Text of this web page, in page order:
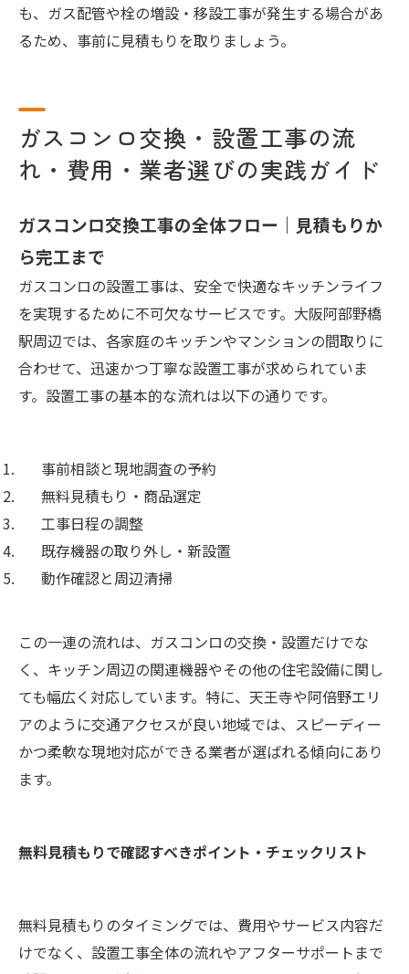
も、ガス配管や栓の増設・移設工事が発生する場合があ
るため、事前に見積もりを取りましょう。
ガスコンロ交換・設置工事の流
れ・費用・業者選びの実践ガイド
ガスコンロ交換工事の全体フロー｜見積もりか
ら完工まで
ガスコンロの設置工事は、安全で快適なキッチンライフ
を実現するために不可欠なサービスです。大阪阿部野橋
駅周辺では、各家庭のキッチンやマンションの間取りに
合わせて、迅速かつ丁寧な設置工事が求められていま
す。設置工事の基本的な流れは以下の通りです。
事前相談と現地調査の予約
無料見積もり・商品選定
工事日程の調整
既存機器の取り外し・新設置
動作確認と周辺清掃
この一連の流れは、ガスコンロの交換・設置だけでな
く、キッチン周辺の関連機器やその他の住宅設備に関し
ても幅広く対応しています。特に、天王寺や阿倍野エリ
アのように交通アクセスが良い地域では、スピーディー
かつ柔軟な現地対応ができる業者が選ばれる傾向にあり
ます。
無料見積もりで確認すべきポイント・チェックリスト
無料見積もりのタイミングでは、費用やサービス内容だ
けでなく、設置工事全体の流れやアフターサポートまで